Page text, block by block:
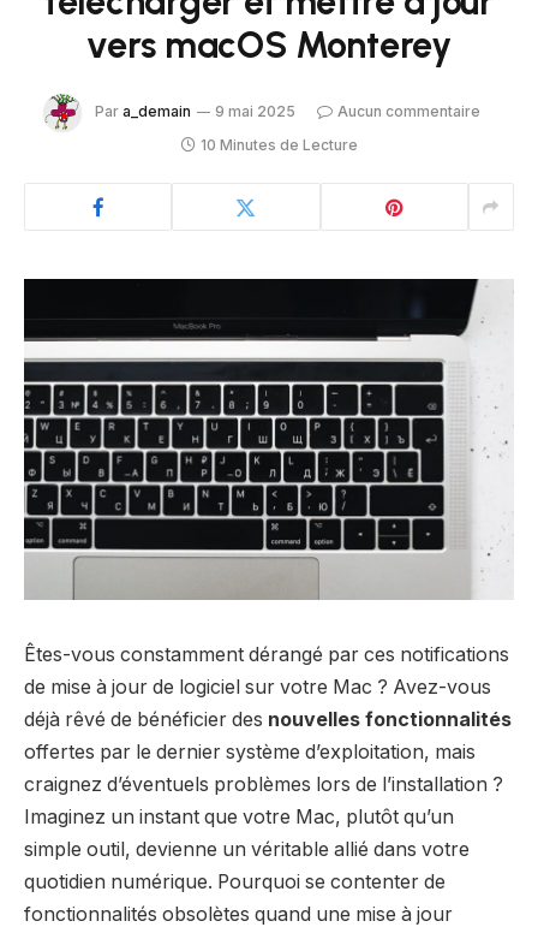
vers macOS Monterey
Par a_demain 9 mai 2025
Aucun commentaire
10 Minutes de Lecture
Êtes-vous constamment dérangé par ces notifications
de mise à jour de logiciel sur votre Mac ? Avez-vous
déjà rêvé de bénéficier des nouvelles fonctionnalités
offertes par le dernier système d’exploitation, mais
craignez d’éventuels problèmes lors de l’installation ?
Imaginez un instant que votre Mac, plutôt qu’un
simple outil, devienne un véritable allié dans votre
quotidien numérique. Pourquoi se contenter de
fonctionnalités obsolètes quand une mise à jour